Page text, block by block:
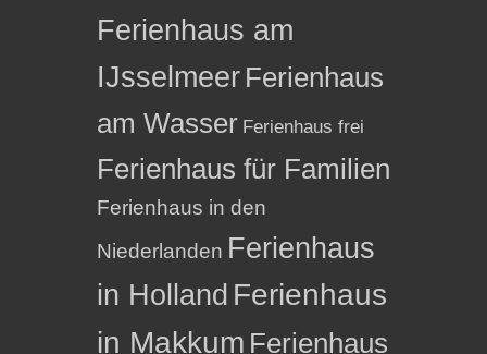
Ferienhaus am
IJsselmeer Ferienhaus
am Wasser Ferienhaus frei
Ferienhaus für Familien
Ferienhaus in den
Niederlanden Ferienhaus
in Holland Ferienhaus
in Makkum Ferienhaus